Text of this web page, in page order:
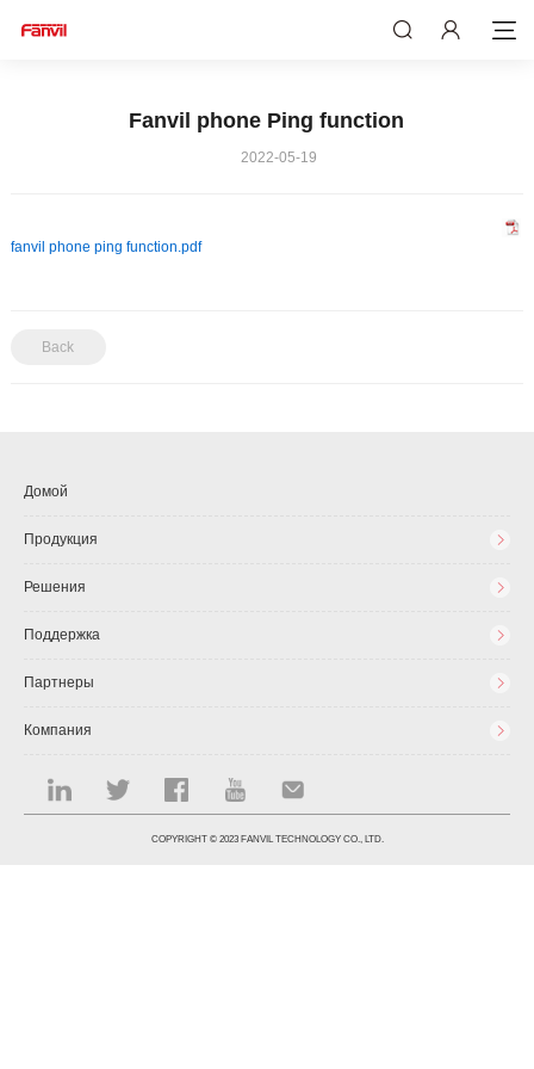
Fanvil phone Ping function
2022-05-19
fanvil phone ping function.pdf
Back
Домой
Продукция
Решения
Поддержка
Партнеры
Компания
COPYRIGHT © 2023 FANVIL TECHNOLOGY CO., LTD.